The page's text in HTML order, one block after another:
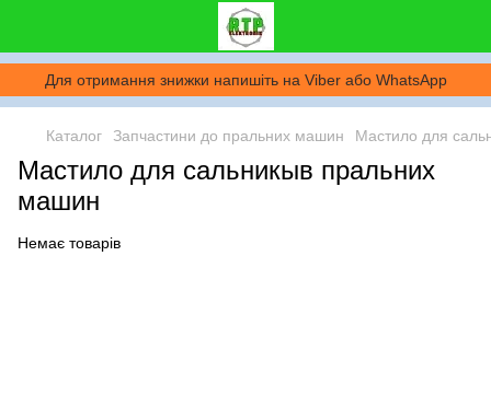
Для отримання знижки напишіть на Viber або WhatsApp
Каталог Запчастини до пральних машин Мастило для
Мастило для сальникыв пральних
машин
Немає товарів